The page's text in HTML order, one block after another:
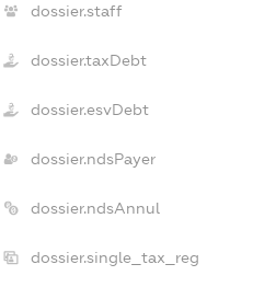
dossier.staff
dossier.taxDebt
dossier.esvDebt
dossier.ndsPayer
dossier.ndsAnnul
dossier.single_tax_reg